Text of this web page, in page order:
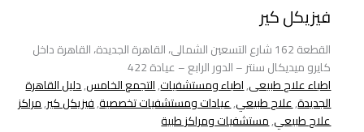
فيزيكل كير
القطعة 162 شارع التسعين الشمالى، القاهرة الجديدة، القاهرة داخل
كايرو ميديكال سنتر – الدور الرابع – عيادة 422
اطباء علاج طبيعى,اطباء ومستشفيات,التجمع الخامس,دليل القاهرة
الجديدة,علاج طبيعي,عيادات ومستشفيات تخصصية,فيزيكل كير,مراكز
علاج طبيعي,مستشفيات ومراكز طبية